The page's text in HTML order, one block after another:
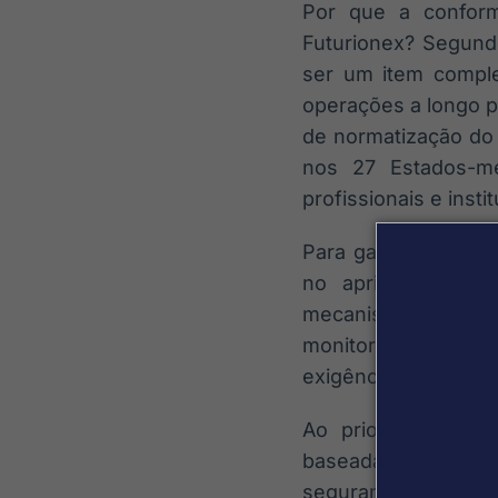
Por que a
Futurionex?
ser um item
operações a longo
de normatização
nos 27 Estados-
profissionais e
Para garantir o
no
mecanismos de
monitoramento
exigências
Ao priorizar a
baseada na
segurança dos